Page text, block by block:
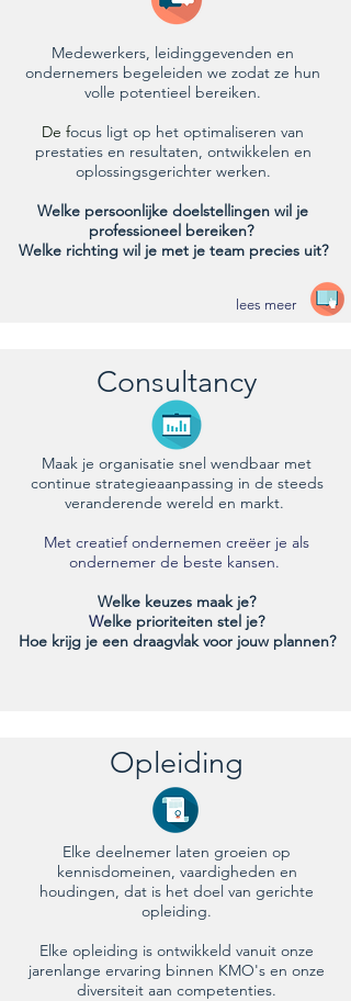
Medewerkers, leidinggevenden en
ondernemers begeleiden we zodat ze hun
volle potentieel bereiken.
De focus ligt op het optimaliseren van
prestaties en resultaten, ontwikkelen en
oplossingsgerichter werken.
Welke persoonlijke doelstellingen wil je
professioneel bereiken?
Welke richting wil je met je team precies uit?
lees meer
Maak je organisatie snel wendbaar met
continue strategieaanpassing in de steeds
veranderende wereld en markt.
Met creatief ondernemen creëer je als
ondernemer de beste kansen.
Welke keuzes maak je?
Welke prioriteiten stel je?
Hoe krijg je een draagvlak voor jouw plannen?
Consultancy
Opleiding
Elke deelnemer laten groeien op
kennisdomeinen, vaardigheden en
houdingen, dat is het doel van gerichte
opleiding.
Elke opleiding is ontwikkeld vanuit onze
jarenlange ervaring binnen KMO's en onze
diversiteit aan competenties.